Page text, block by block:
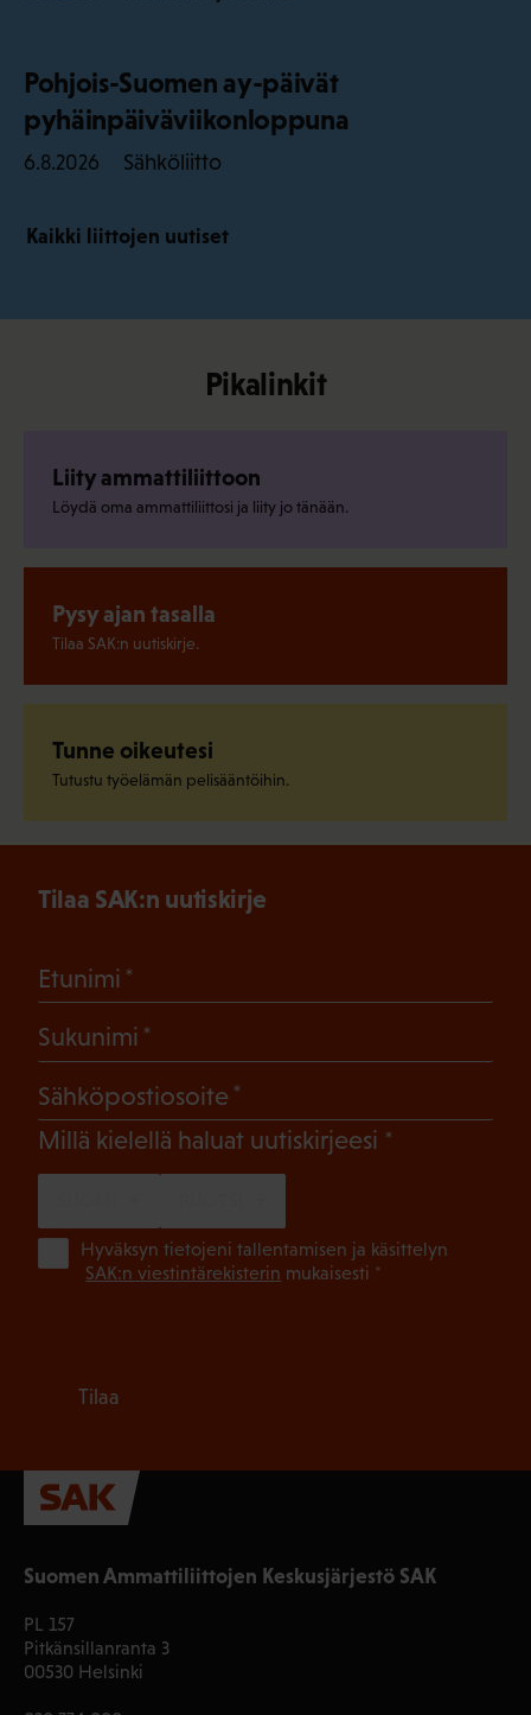
Pohjois-Suomen ay-päivät
pyhäinpäiväviikonloppuna
6.8.2026 Sähköliitto
Kaikki liittojen uutiset
Pikalinkit
Liity ammattiliittoon
Löydä oma ammattiliittosi ja liity jo tänään.
Pysy ajan tasalla
Tilaa SAK:n uutiskirje.
Tunne oikeutesi
Tutustu työelämän pelisääntöihin.
Suomen Ammattiliittojen Keskusjärjestö SAK
PL 157
Pitkänsillanranta 3
00530 Helsinki
Tilaa SAK:n uutiskirje
Etunimi
Sukunimi
Sähköpostiosoite
Millä kielellä haluat uutiskirjeesi (Pakollinen)
Hyväksyn tietojeni tallentamisen ja käsittelyn
SAK:n viestintärekisterin mukaisesti *
Tilaa